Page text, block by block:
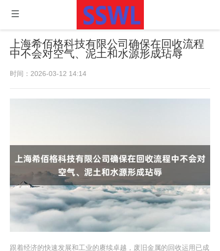
上海希佰格科技有限公司确保在回收流程
中不会对空气、泥土和水源形成玷辱
时间：2026-03-12 14:14
跟着经济的快速发展和工业的赓续卓越，废旧金属的回收运用已成